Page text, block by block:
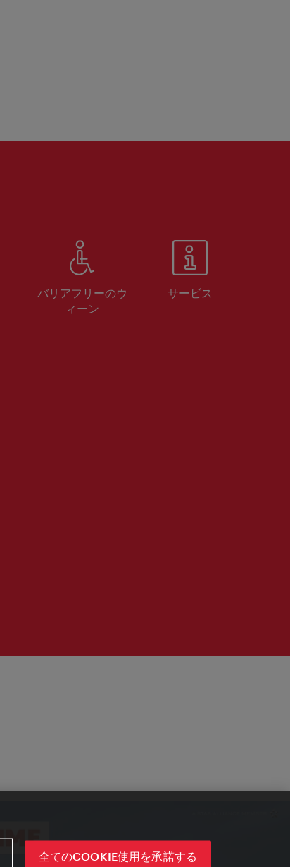
バリアフリーのウ
ィーン
サービス
全てのCOOKIE使用を承諾する